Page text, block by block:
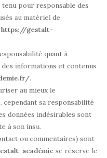
pour responsable des
au matériel de
https://gestalt-
quant à
informations et contenus
.
au mieux le
, cependant sa responsabilité
données indésirables sont
à son insu.
ou commentaires) sont
académie se réserve le